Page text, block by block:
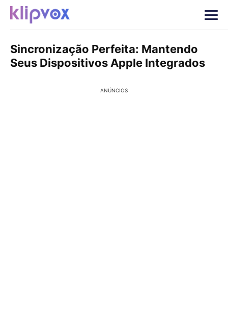
Sincronização Perfeita: Mantendo
Seus Dispositivos Apple Integrados
ANÚNCIOS